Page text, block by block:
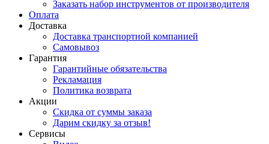
Заказать набор инструментов от производителя
Оплата
Доставка
Доставка транспортной компанией
Самовывоз
Гарантия
Гарантийные обязательства
Рекламация
Политика возврата
Акции
Скидка от суммы заказа
Дарим скидку за отзыв!
Сервисы